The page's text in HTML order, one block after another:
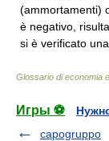
(ammortamenti)
è negativo,
si è verificato
Glossario di economia
Игры ⚽
capogruppo